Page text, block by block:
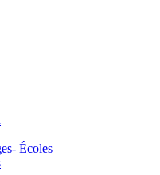
Écoles